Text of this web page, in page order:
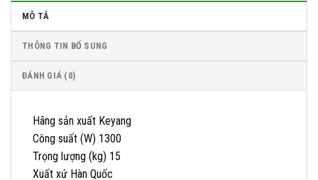
MÔ TẢ
THÔNG TIN BỔ SUNG
ĐÁNH GIÁ (0)
Hãng sản xuất Keyang
Công suất (W) 1300
Trọng lượng (kg) 15
Xuất xứ Hàn Quốc